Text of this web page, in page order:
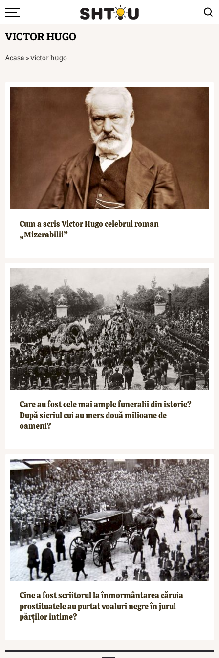
VICTOR HUGO
Acasa »victor hugo
Cum a scris Victor Hugo celebrul roman
„Mizerabilii”
Care au fost cele mai ample funeralii din istorie?
După sicriul cui au mers două milioane de
oameni?
Cine a fost scriitorul la înmormântarea căruia
prostituatele au purtat voaluri negre în jurul
părților intime?